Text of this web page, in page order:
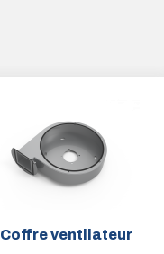
Coffre ventilateur